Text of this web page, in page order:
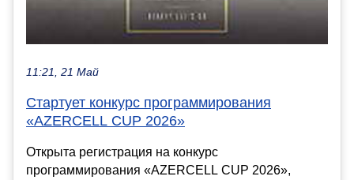
11:21, 21 Май
Стартует конкурс программирования
«AZERCELL CUP 2026»
Открыта регистрация на конкурс
программирования «AZERCELL CUP 2026»,